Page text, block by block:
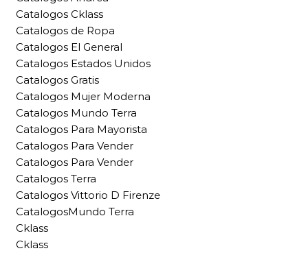
Catalogos Cklass
Catalogos de Ropa
Catalogos El General
Catalogos Estados Unidos
Catalogos Gratis
Catalogos Mujer Moderna
Catalogos Mundo Terra
Catalogos Para Mayorista
Catalogos Para Vender
Catalogos Para Vender
Catalogos Terra
Catalogos Vittorio D Firenze
CatalogosMundo Terra
Cklass
Cklass